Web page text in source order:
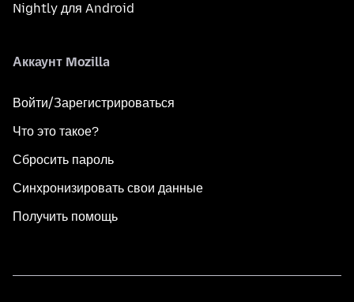
Nightly для Android
Аккаунт Mozilla
Войти/Зарегистрироваться
Что это такое?
Сбросить пароль
Синхронизировать свои данные
Получить помощь